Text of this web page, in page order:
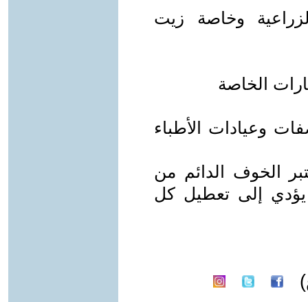
وخاصة زيت
الخاصة
وعيادات الأطباء
الخوف الدائم من
يؤدي إلى تعطيل كل